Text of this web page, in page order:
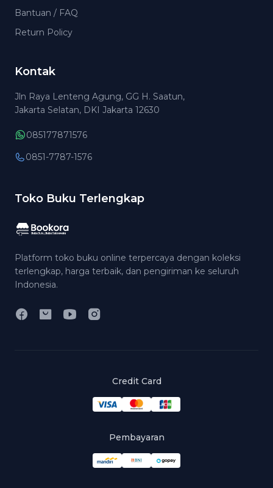
Bantuan / FAQ
Return Policy
Kontak
Jln Raya Lenteng Agung, GG H. Saatun,
Jakarta Selatan, DKI Jakarta 12630
085177871576
0851-7787-1576
Toko Buku Terlengkap
Platform toko buku online terpercaya dengan koleksi
terlengkap, harga terbaik, dan pengiriman ke seluruh
Indonesia.
Credit Card
Pembayaran